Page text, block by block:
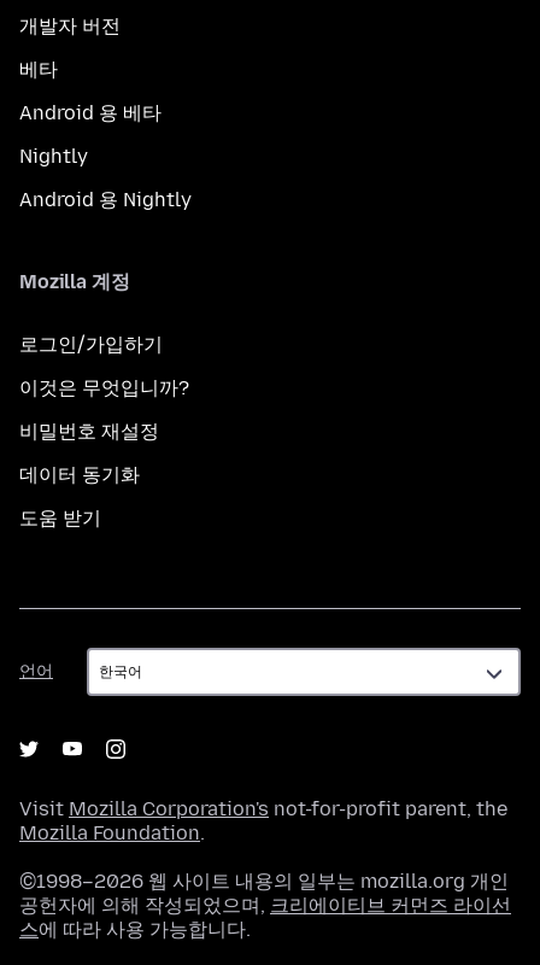
개발자 버전
베타
Android 용 베타
Nightly
Android 용 Nightly
Mozilla 계정
로그인/가입하기
이것은 무엇입니까?
비밀번호 재설정
데이터 동기화
도움 받기
언어
언
어
Visit Mozilla Corporation's not-for-profit parent, the
Mozilla Foundation.
©1998–2026 웹 사이트 내용의 일부는 mozilla.org 개인
공헌자에 의해 작성되었으며, 크리에이티브 커먼즈 라이선
스에 따라 사용 가능합니다.